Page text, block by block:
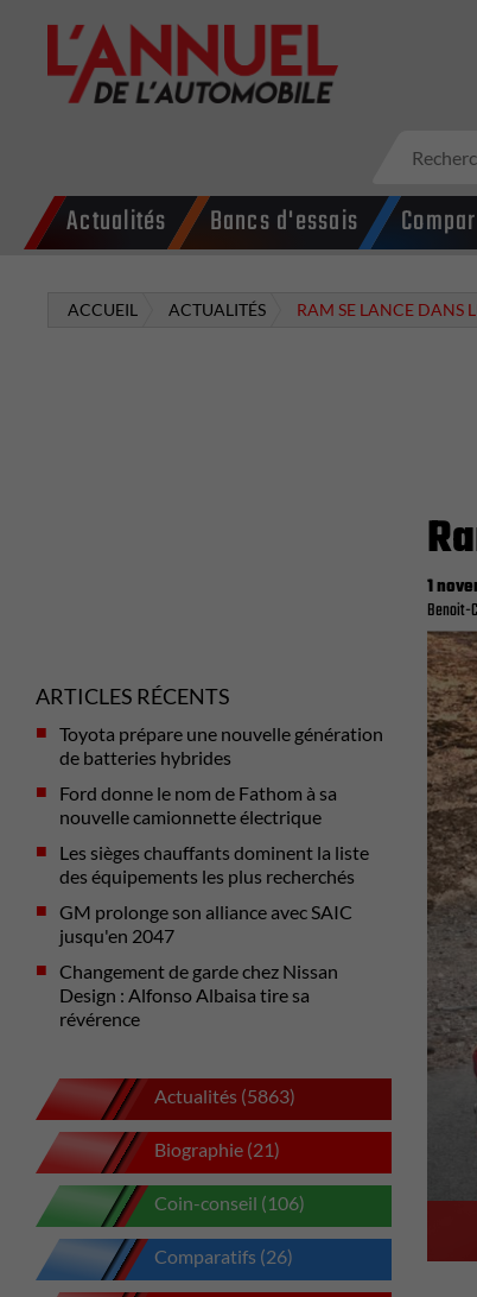
Actualités Bancs d'essais
ACCUEIL ACTUALITÉS RAM SE LANCE DANS
ARTICLES RÉCENTS
Toyota prépare une nouvelle génération
de batteries hybrides
Ford donne le nom de Fathom à sa
nouvelle camionnette électrique
Les sièges chauffants dominent la liste
des équipements les plus recherchés
GM prolonge son alliance avec SAIC
jusqu'en 2047
Changement de garde chez Nissan
Design : Alfonso Albaisa tire sa
révérence
Actualités (5863)
Biographie (21)
Coin-conseil (106)
Comparatifs (26)
1
Benoit-